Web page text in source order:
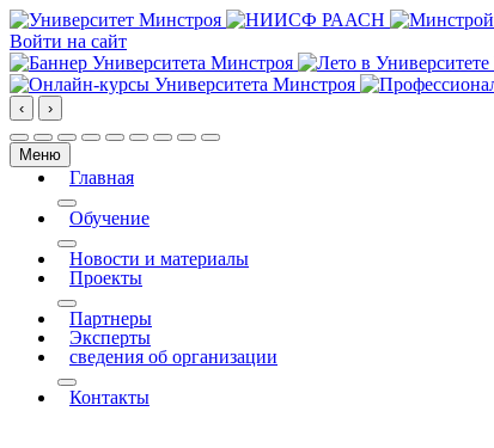
Войти на сайт
‹ ›
Меню
Главная
More about: Главная
Обучение
More about: Обучение
Новости и материалы
Проекты
More about: Проекты
Партнеры
Эксперты
сведения об организации
More about: сведения об организации
Контакты